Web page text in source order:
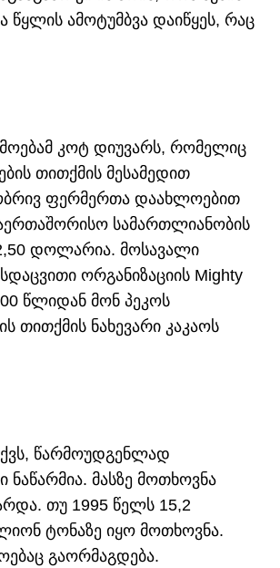
ამოტუმბვა დაიწყეს, რაც
კოტ დიუვარს, რომელიც
თითქმის მესამედით
ფერმერთა დაახლოებით
სამართლიანობის
დოლარია. მოსავალი
ორგანიზაციის Mighty
წლიდან მონ პეკოს
თითქმის ნახევარი კაკაოს
წარმოუდგენლად
მასზე მოთხოვნა
თუ 1995 წელს 15,2
ტონაზე იყო მოთხოვნა.
გაორმაგდება.